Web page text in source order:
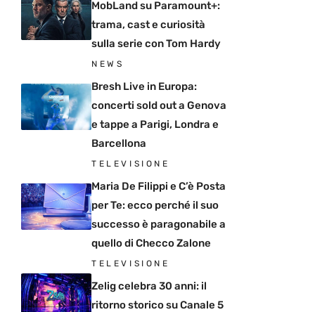
MobLand su Paramount+:
trama, cast e curiosità
sulla serie con Tom Hardy
NEWS
Bresh Live in Europa:
concerti sold out a Genova
e tappe a Parigi, Londra e
Barcellona
TELEVISIONE
Maria De Filippi e C’è Posta
per Te: ecco perché il suo
successo è paragonabile a
quello di Checco Zalone
TELEVISIONE
Zelig celebra 30 anni: il
ritorno storico su Canale 5